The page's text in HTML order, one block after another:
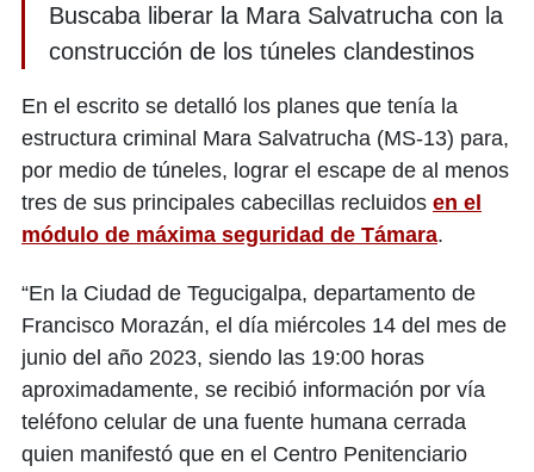
Buscaba liberar la Mara Salvatrucha con la
construcción de los túneles clandestinos
En el escrito se detalló los planes que tenía la
estructura criminal Mara Salvatrucha (MS-13) para,
por medio de túneles, lograr el escape de al menos
tres de sus principales cabecillas recluidos en el
módulo de máxima seguridad de Támara.
“En la Ciudad de Tegucigalpa, departamento de
Francisco Morazán, el día miércoles 14 del mes de
junio del año 2023, siendo las 19:00 horas
aproximadamente, se recibió información por vía
teléfono celular de una fuente humana cerrada
quien manifestó que en el Centro Penitenciario